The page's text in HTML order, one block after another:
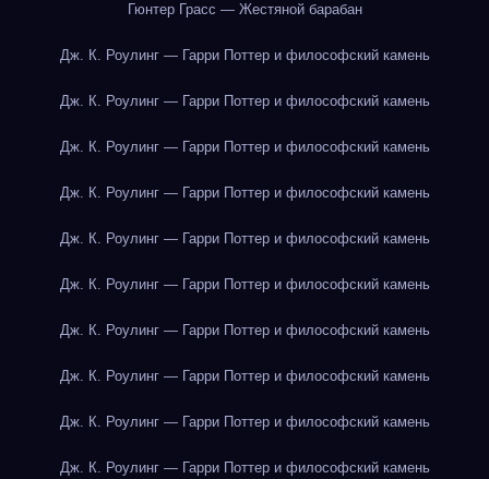
Гюнтер Грасс — Жестяной барабан
Дж. К. Роулинг — Гарри Поттер и философский камень
Дж. К. Роулинг — Гарри Поттер и философский камень
Дж. К. Роулинг — Гарри Поттер и философский камень
Дж. К. Роулинг — Гарри Поттер и философский камень
Дж. К. Роулинг — Гарри Поттер и философский камень
Дж. К. Роулинг — Гарри Поттер и философский камень
Дж. К. Роулинг — Гарри Поттер и философский камень
Дж. К. Роулинг — Гарри Поттер и философский камень
Дж. К. Роулинг — Гарри Поттер и философский камень
Дж. К. Роулинг — Гарри Поттер и философский камень